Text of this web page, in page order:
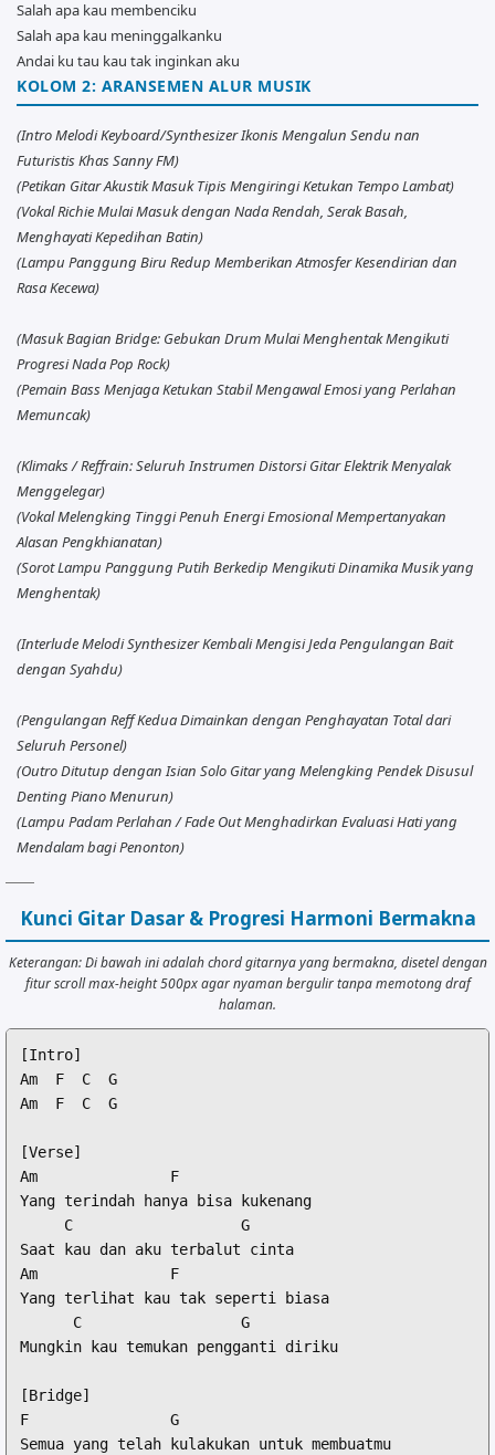
Salah apa kau membenciku
Salah apa kau meninggalkanku
Andai ku tau kau tak inginkan aku
KOLOM 2: ARANSEMEN ALUR MUSIK
(Intro Melodi Keyboard/Synthesizer Ikonis Mengalun Sendu nan
Futuristis Khas Sanny FM)
(Petikan Gitar Akustik Masuk Tipis Mengiringi Ketukan Tempo Lambat)
(Vokal Richie Mulai Masuk dengan Nada Rendah, Serak Basah,
Menghayati Kepedihan Batin)
(Lampu Panggung Biru Redup Memberikan Atmosfer Kesendirian dan
Rasa Kecewa)
(Masuk Bagian Bridge: Gebukan Drum Mulai Menghentak Mengikuti
Progresi Nada Pop Rock)
(Pemain Bass Menjaga Ketukan Stabil Mengawal Emosi yang Perlahan
Memuncak)
(Klimaks / Reffrain: Seluruh Instrumen Distorsi Gitar Elektrik Menyalak
Menggelegar)
(Vokal Melengking Tinggi Penuh Energi Emosional Mempertanyakan
Alasan Pengkhianatan)
(Sorot Lampu Panggung Putih Berkedip Mengikuti Dinamika Musik yang
Menghentak)
(Interlude Melodi Synthesizer Kembali Mengisi Jeda Pengulangan Bait
dengan Syahdu)
(Pengulangan Reff Kedua Dimainkan dengan Penghayatan Total dari
Seluruh Personel)
(Outro Ditutup dengan Isian Solo Gitar yang Melengking Pendek Disusul
Denting Piano Menurun)
(Lampu Padam Perlahan / Fade Out Menghadirkan Evaluasi Hati yang
Mendalam bagi Penonton)
Kunci Gitar Dasar & Progresi Harmoni Bermakna
Keterangan: Di bawah ini adalah chord gitarnya yang bermakna, disetel dengan
fitur scroll max-height 500px agar nyaman bergulir tanpa memotong draf
halaman.
[Intro]
Am  F  C  G
Am  F  C  G
[Verse]
Am               F
Yang terindah hanya bisa kukenang
     C                   G
Saat kau dan aku terbalut cinta
Am               F
Yang terlihat kau tak seperti biasa
      C                  G
Mungkin kau temukan pengganti diriku
[Bridge]
F                G
Semua yang telah kulakukan untuk membuatmu